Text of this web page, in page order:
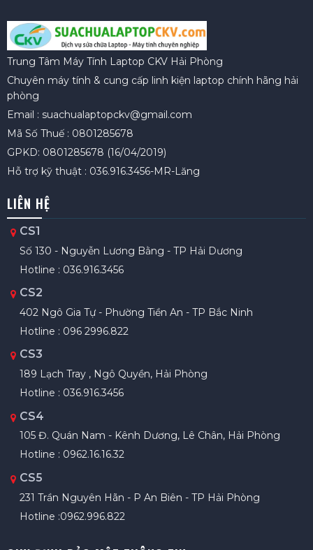
Trung Tâm Máy Tính Laptop CKV Hải Phòng
Chuyên máy tính & cung cấp linh kiện laptop chính hãng hải
phòng
Email : suachualaptopckv@gmail.com
Mã Số Thuế : 0801285678
GPKD: 0801285678 (16/04/2019)
Hỗ trợ kỹ thuật : 036.916.3456-MR-Lăng
LIÊN HỆ
CS1
Số 130 - Nguyễn Lương Bằng - TP Hải Dương
Hotline : 036.916.3456
CS2
402 Ngô Gia Tự - Phường Tiền An - TP Bắc Ninh
Hotline : 096 2996.822
CS3
189 Lạch Tray , Ngô Quyền, Hải Phòng
Hotline : 036.916.3456
CS4
105 Đ. Quán Nam - Kênh Dương, Lê Chân, Hải Phòng
Hotline : 0962.16.16.32
CS5
231 Trần Nguyên Hãn - P An Biên - TP Hải Phòng
Hotline :0962.996.822